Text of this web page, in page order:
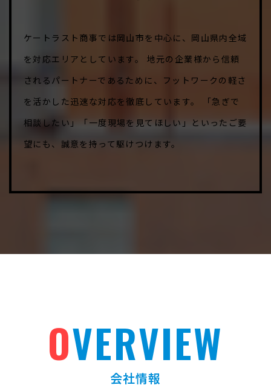
ケートラスト商事では岡山市を中心に、岡山県内全域
を対応エリアとしています。 地元の企業様から信頼
されるパートナーであるために、フットワークの軽さ
を活かした迅速な対応を徹底しています。 「急ぎで
相談したい」「一度現場を見てほしい」といったご要
望にも、誠意を持って駆けつけます。
OVERVIEW
会社情報